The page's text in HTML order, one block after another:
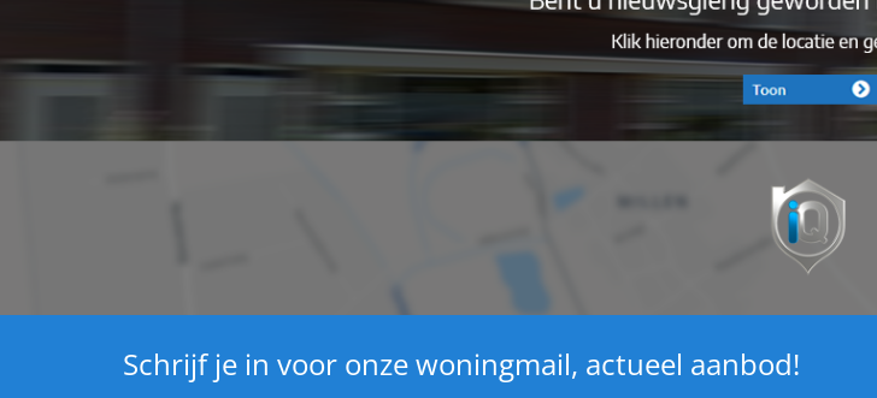
Schrijf je in voor onze woningmail, actueel aanbod!